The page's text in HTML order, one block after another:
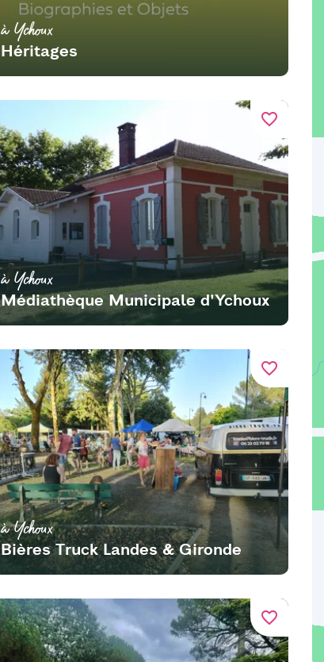
à Ychoux
Héritages
favorite_border
à Ychoux
Médiathèque Municipale d'Ychoux
favorite_border
à Ychoux
Bières Truck Landes & Gironde
favorite_border